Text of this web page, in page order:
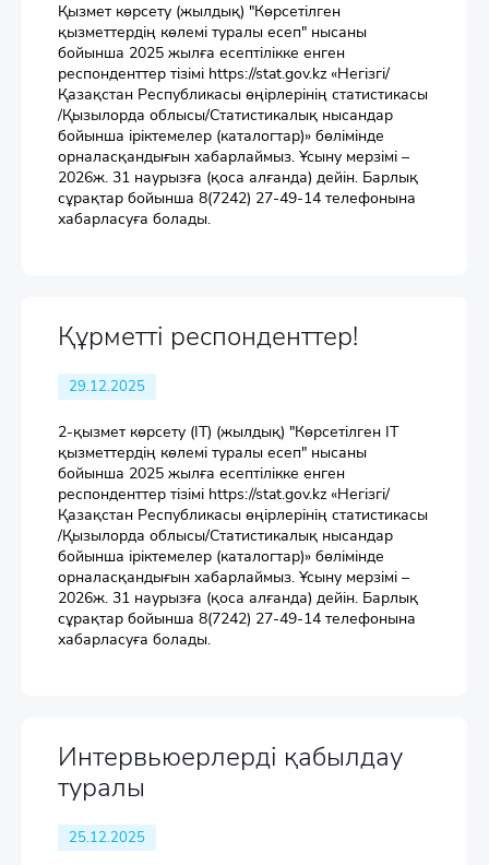
Қызмет көрсету (жылдық) "Көрсетілген
қызметтердің көлемі туралы есеп" нысаны
бойынша 2025 жылға есептілікке енген
респонденттер тізімі https://stat.gov.kz «Негізгі/
Қазақстан Республикасы өңірлерінің статистикасы
/Қызылорда облысы/Статистикалық нысандар
бойынша іріктемелер (каталогтар)» бөлімінде
орналасқандығын хабарлаймыз. Ұсыну мерзімі –
2026ж. 31 наурызға (қоса алғанда) дейін. Барлық
сұрақтар бойынша 8(7242) 27-49-14 телефонына
хабарласуға болады.
Құрметті респонденттер!
29.12.2025
2-қызмет көрсету (IT) (жылдық) "Көрсетілген IT
қызметтердің көлемі туралы есеп" нысаны
бойынша 2025 жылға есептілікке енген
респонденттер тізімі https://stat.gov.kz «Негізгі/
Қазақстан Республикасы өңірлерінің статистикасы
/Қызылорда облысы/Статистикалық нысандар
бойынша іріктемелер (каталогтар)» бөлімінде
орналасқандығын хабарлаймыз. Ұсыну мерзімі –
2026ж. 31 наурызға (қоса алғанда) дейін. Барлық
сұрақтар бойынша 8(7242) 27-49-14 телефонына
хабарласуға болады.
Интервьюерлерді қабылдау
туралы
25.12.2025